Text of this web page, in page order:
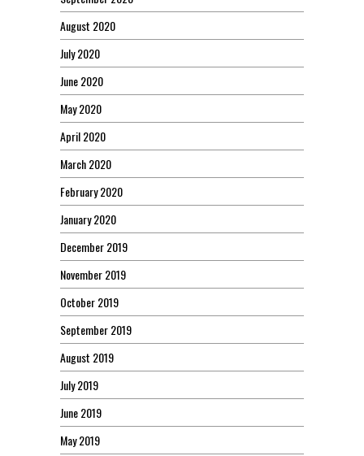
August 2020
July 2020
June 2020
May 2020
April 2020
March 2020
February 2020
January 2020
December 2019
November 2019
October 2019
September 2019
August 2019
July 2019
June 2019
May 2019